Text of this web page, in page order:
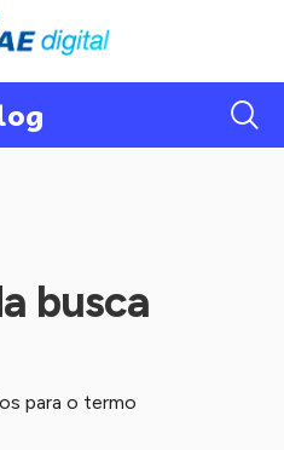
busca
para o termo